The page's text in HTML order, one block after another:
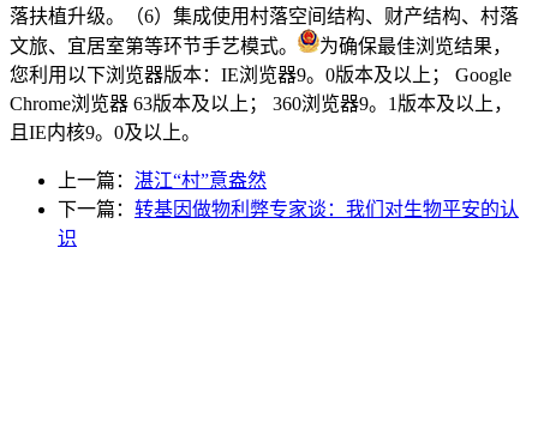
落扶植升级。（6）集成使用村落空间结构、财产结构、村落
文旅、宜居室第等环节手艺模式。
为确保最佳浏览结果，
您利用以下浏览器版本：IE浏览器9。0版本及以上； Google
Chrome浏览器 63版本及以上； 360浏览器9。1版本及以上，
且IE内核9。0及以上。
上一篇： 湛江“村”意盎然
下一篇： 转基因做物利弊专家谈：我们对生物平安的认
识